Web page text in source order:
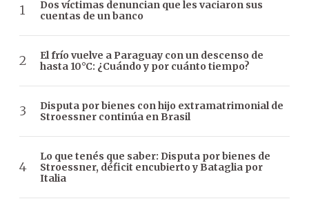
Dos víctimas denuncian que les vaciaron sus
cuentas de un banco
El frío vuelve a Paraguay con un descenso de
hasta 10°C: ¿Cuándo y por cuánto tiempo?
Disputa por bienes con hijo extramatrimonial de
Stroessner continúa en Brasil
Lo que tenés que saber: Disputa por bienes de
Stroessner, déficit encubierto y Bataglia por
Italia